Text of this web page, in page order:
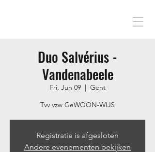
Duo Salvérius -
Vandenabeele
Fri, Jun 09
  |
Gent
Tvv vzw GeWOON-WIJS
Registratie is afgesloten
Andere evenementen bekijken